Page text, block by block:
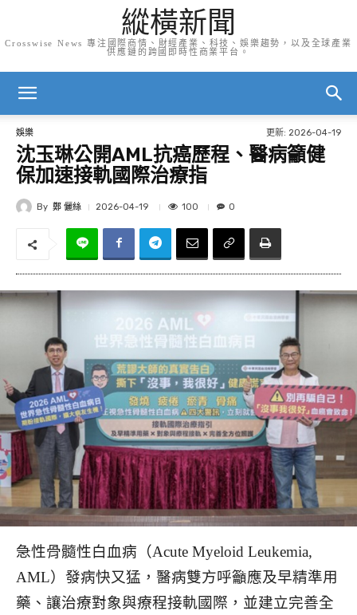
縱橫新聞
Crosswise News 專注國際商情、財經產業、科技、娛樂趨勢，以及全球產業
供應鏈的跨國即時性商業平台。
娛樂 更新: 2026-04-19
沈玉琳公開AML抗癌歷程、醫病籲健
保加速接軌國際治療指
By 鄭 儷絲 2026-04-19 100 0
急性骨髓性白血病（Acute Myeloid Leukemia,
AML）發病快又猛，醫病雙方呼籲應及早精準用
藥、讓治療對象與療程接軌國際，並建立完善全